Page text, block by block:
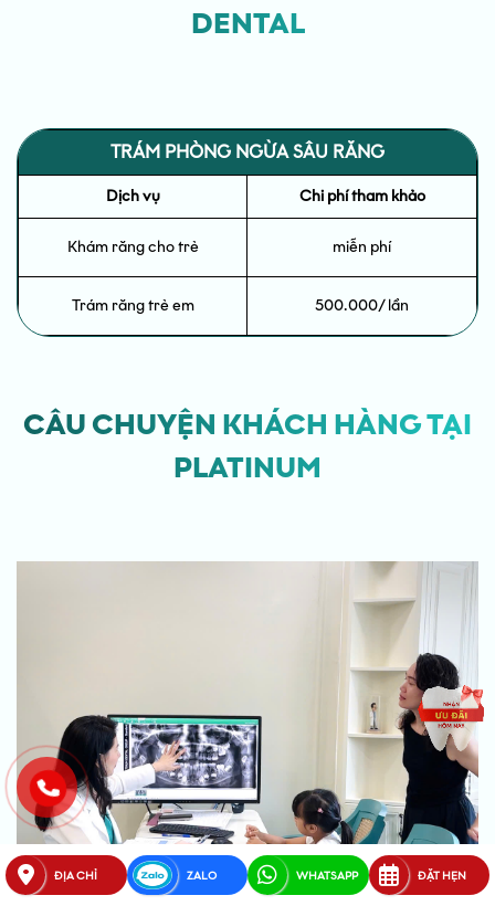
DENTAL
TRÁM PHÒNG NGỪA SÂU RĂNG
Dịch vụ Chi phí tham khảo
Khám răng cho trẻ miễn phí
Trám răng trẻ em 500.000/ lần
CÂU CHUYỆN KHÁCH HÀNG TẠI
PLATINUM
ĐỊA CHỈ ZALO WHATSAPP ĐẶT HẸN